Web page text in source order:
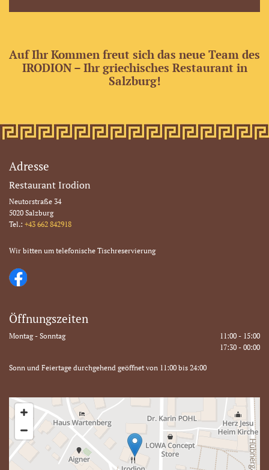
Auf Ihr Kommen freut sich das neue Team des
IRODION – Ihr griechisches Restaurant in
Salzburg!
Adresse
Restaurant Irodion
Neutorstraße 34
5020 Salzburg
Tel.: +43 662 842918
Wir bitten um telefonische Tischreservierung
Öffnungszeiten
Montag - Sonntag
11:00 - 15:00
17:30 - 00:00
Sonn und Feiertage durchgehend geöffnet von 11:00 bis 24:00